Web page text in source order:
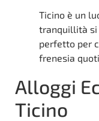
Ticino è un
tranquillità si
perfetto per
frenesia
Alloggi
Ticino